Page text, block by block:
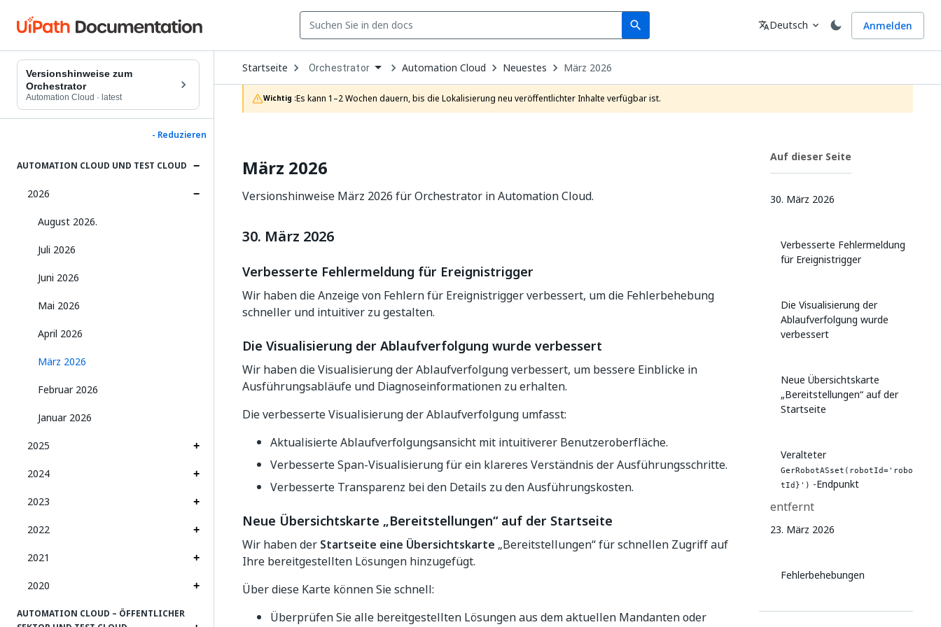
search
Search Sprache
translateDeutsch expand_more Anmelden
Versionshinweise zum
Orchestrator
Automation Cloud · latest
- Reduzieren
AUTOMATION CLOUD UND TEST CLOUD
2026
August 2026.
Juli 2026
Juni 2026
Mai 2026
April 2026
März 2026
Februar 2026
Januar 2026
2025
2024
2023
2022
2021
2020
AUTOMATION CLOUD – ÖFFENTLICHER
Startseite Open
Dropdown
to
choose
product
Orchestrator Automation Cloud Neuestes März 2026
Wichtig :Es kann 1–2 Wochen dauern, bis die Lokalisierung neu veröffentlichter Inhalte verfügbar ist.
März 2026
Versionshinweise März 2026 für Orchestrator in Automation Cloud.
30. März 2026
Verbesserte Fehlermeldung für Ereignistrigger
Wir haben die Anzeige von Fehlern für Ereignistrigger verbessert, um die Fehlerbehebung
schneller und intuitiver zu gestalten.
Die Visualisierung der Ablaufverfolgung wurde verbessert
Wir haben die Visualisierung der Ablaufverfolgung verbessert, um bessere Einblicke in
Ausführungsabläufe und Diagnoseinformationen zu erhalten.
Die verbesserte Visualisierung der Ablaufverfolgung umfasst:
Aktualisierte Ablaufverfolgungsansicht mit intuitiverer Benutzeroberfläche.
Verbesserte Span-Visualisierung für ein klareres Verständnis der Ausführungsschritte.
Verbesserte Transparenz bei den Details zu den Ausführungskosten.
Neue Übersichtskarte „Bereitstellungen“ auf der Startseite
Wir haben der Startseite eine Übersichtskarte „Bereitstellungen“ für schnellen Zugriff auf
Ihre bereitgestellten Lösungen hinzugefügt.
Über diese Karte können Sie schnell:
Überprüfen Sie alle bereitgestellten Lösungen aus dem aktuellen Mandanten oder
Auf dieser Seite
30. März 2026
Verbesserte Fehlermeldung
für Ereignistrigger
Die Visualisierung der
Ablaufverfolgung wurde
verbessert
Neue Übersichtskarte
„Bereitstellungen“ auf der
Startseite
Veralteter
GerRobotASset(robotId='robo
tId}') -Endpunkt
entfernt
23. März 2026
Fehlerbehebungen